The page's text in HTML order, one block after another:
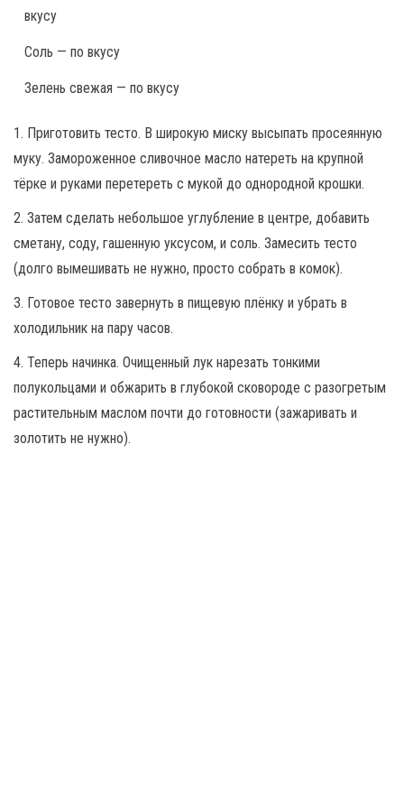
вкусу
Соль — по вкусу
Зелень свежая — по вкусу
1. Приготовить тесто. В широкую миску высыпать просеянную
муку. Замороженное сливочное масло натереть на крупной
тёрке и руками перетереть с мукой до однородной крошки.
2. Затем сделать небольшое углубление в центре, добавить
сметану, соду, гашенную уксусом, и соль. Замесить тесто
(долго вымешивать не нужно, просто собрать в комок).
3. Готовое тесто завернуть в пищевую плёнку и убрать в
холодильник на пару часов.
4. Теперь начинка. Очищенный лук нарезать тонкими
полукольцами и обжарить в глубокой сковороде с разогретым
растительным маслом почти до готовности (зажаривать и
золотить не нужно).